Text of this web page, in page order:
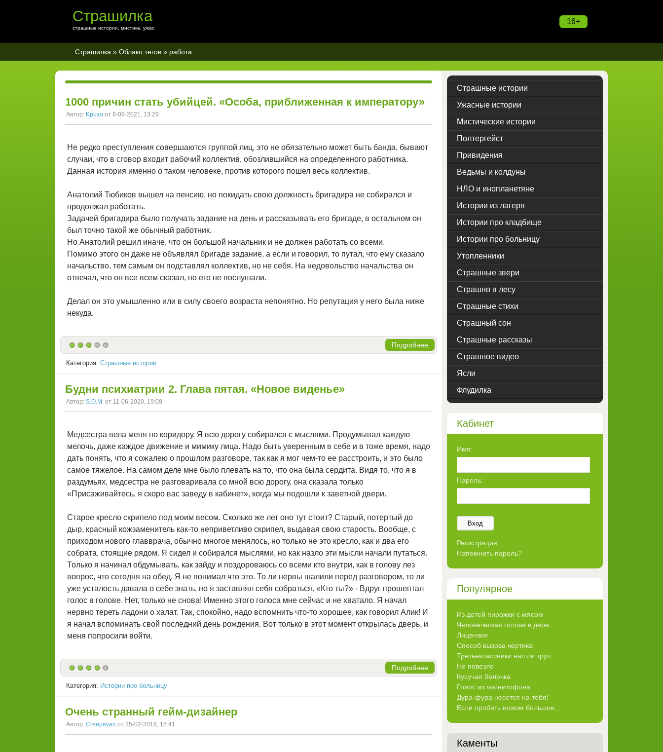
16+
Страшилка
страшные истории, мистика, ужас
Страшилка » Облако тегов » работа
1000 причин стать убийцей. «Особа, приближенная к императору»
Автор: Kpuxo от 8-09-2021, 13:29
Не редко преступления совершаются группой лиц, это не обязательно может быть банда, бывают
случаи, что в сговор входит рабочий коллектив, обозлившийся на определенного работника.
Данная история именно о таком человеке, против которого пошел весь коллектив.
Анатолий Тюбиков вышел на пенсию, но покидать свою должность бригадира не собирался и
продолжал работать.
Задачей бригадира было получать задание на день и рассказывать его бригаде, в остальном он
был точно такой же обычный работник.
Но Анатолий решил иначе, что он большой начальник и не должен работать со всеми.
Помимо этого он даже не объявлял бригаде задание, а если и говорил, то путал, что ему сказало
начальство, тем самым он подставлял коллектив, но не себя. На недовольство начальства он
отвечал, что он все всем сказал, но его не послушали.
Делал он это умышленно или в силу своего возраста непонятно. Но репутация у него была ниже
некуда.
Подробнее
Категория: Страшные истории
Будни психиатрии 2. Глава пятая. «Новое виденье»
Автор: S.O.M. от 11-06-2020, 19:08
Медсестра вела меня по коридору. Я всю дорогу собирался с мыслями. Продумывал каждую
мелочь, даже каждое движение и мимику лица. Надо быть уверенным в себе и в тоже время, надо
дать понять, что я сожалею о прошлом разговоре, так как я мог чем-то ее расстроить, и это было
самое тяжелое. На самом деле мне было плевать на то, что она была сердита. Видя то, что я в
раздумьях, медсестра не разговаривала со мной всю дорогу, она сказала только
«Присаживайтесь, я скоро вас заведу в кабинет», когда мы подошли к заветной двери.
Старое кресло скрипело под моим весом. Сколько же лет оно тут стоит? Старый, потертый до
дыр, красный кожзаменитель как-то неприветливо скрипел, выдавая свою старость. Вообще, с
приходом нового главврача, обычно многое менялось, но только не это кресло, как и два его
собрата, стоящие рядом. Я сидел и собирался мыслями, но как назло эти мысли начали путаться.
Только я начинал обдумывать, как зайду и поздороваюсь со всеми кто внутри, как в голову лез
вопрос, что сегодня на обед. Я не понимал что это. То ли нервы шалили перед разговором, то ли
уже усталость давала о себе знать, но я заставлял себя собраться. «Кто ты?» - Вдруг прошептал
голос в голове. Нет, только не снова! Именно этого голоса мне сейчас и не хватало. Я начал
нервно тереть ладони о халат. Так, спокойно, надо вспомнить что-то хорошее, как говорил Алик! И
я начал вспоминать свой последний день рождения. Вот только в этот момент открылась дверь, и
меня попросили войти.
Подробнее
Категория: Истории про больницу
Очень странный гейм-дизайнер
Автор: Creepevan от 25-02-2018, 15:41
Страшные истории
Ужасные истории
Мистические истории
Полтергейст
Привидения
Ведьмы и колдуны
НЛО и инопланетяне
Истории из лагеря
Истории про кладбище
Истории про больницу
Утопленники
Страшные звери
Страшно в лесу
Страшные стихи
Страшный сон
Страшные рассказы
Страшное видео
Ясли
Флудилка
Кабинет
Имя:
Пароль:
Вход
Регистрация
Напомнить пароль?
Популярное
Из детей пирожки с мясом
Человеческая голова в дере...
Лицензия
Способ вызова чертика
Третьеклассники нашли труп...
Не повезло
Кусучая белочка
Голос из магнитофона
Дура-фура несется на тебя!
Если пробить ножом большое...
Каменты